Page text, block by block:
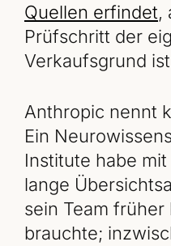
Quellen erfindet,
Prüfschritt der
Verkaufsgrund
Anthropic nennt
Ein
Institute habe
lange
sein Team
brauchte;